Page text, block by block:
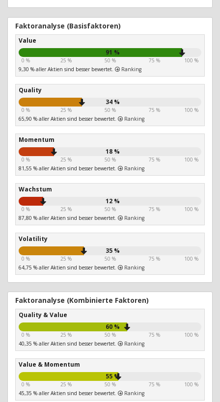
Faktoranalyse (Basisfaktoren)
Value
91 %
0 % 25 % 50 % 75 %
100 %
9,30 % aller Aktien sind besser bewertet.
Ranking
Quality
34 %
0 % 25 % 50 % 75 %
100 %
65,90 % aller Aktien sind besser bewertet.
Ranking
Momentum
18 %
0 % 25 % 50 % 75 %
100 %
81,55 % aller Aktien sind besser bewertet.
Ranking
Wachstum
12 %
0 % 25 % 50 % 75 %
100 %
87,80 % aller Aktien sind besser bewertet.
Ranking
Volatility
35 %
0 % 25 % 50 % 75 %
100 %
64,75 % aller Aktien sind besser bewertet.
Ranking
Faktoranalyse (Kombinierte Faktoren)
Quality & Value
60 %
0 % 25 % 50 % 75 %
100 %
40,35 % aller Aktien sind besser bewertet.
Ranking
Value & Momentum
55 %
0 % 25 % 50 % 75 %
100 %
45,35 % aller Aktien sind besser bewertet.
Ranking